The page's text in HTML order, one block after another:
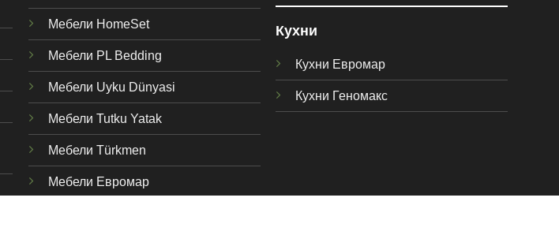
Мебели HomeSet
Мебели PL Bedding
Мебели Uyku Dünyasi
Мебели Tutku Yatak
Мебели Türkmen
Мебели Евромар
Кухни
Кухни Евромар
Кухни Геномакс